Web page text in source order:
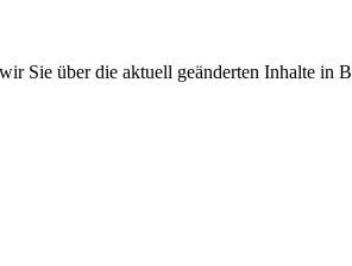
Sie über die aktuell geänderten Inhalte